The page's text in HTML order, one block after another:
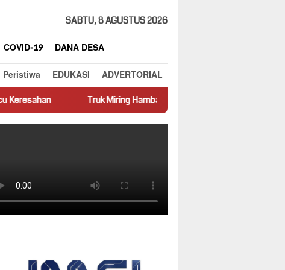
SABTU, 8 AGUSTUS 2026
COVID-19
DANA DESA
Peristiwa EDUKASI ADVERTORIAL
Truk Miring Hambat Arus Lalu Lintas di Jalan Panti–Simpang Empat